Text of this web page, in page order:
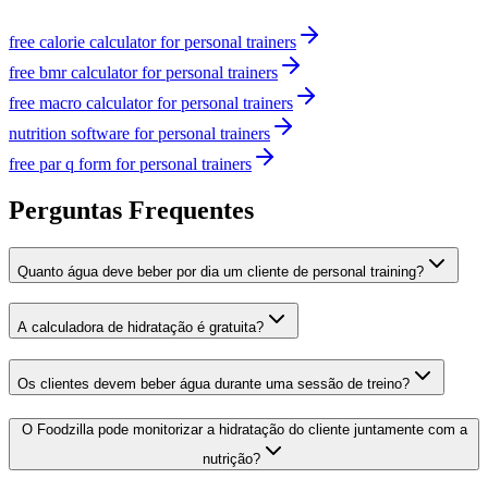
free calorie calculator for personal trainers
free bmr calculator for personal trainers
free macro calculator for personal trainers
nutrition software for personal trainers
free par q form for personal trainers
Perguntas Frequentes
Quanto água deve beber por dia um cliente de personal training?
A calculadora de hidratação é gratuita?
Os clientes devem beber água durante uma sessão de treino?
O Foodzilla pode monitorizar a hidratação do cliente juntamente com a
nutrição?